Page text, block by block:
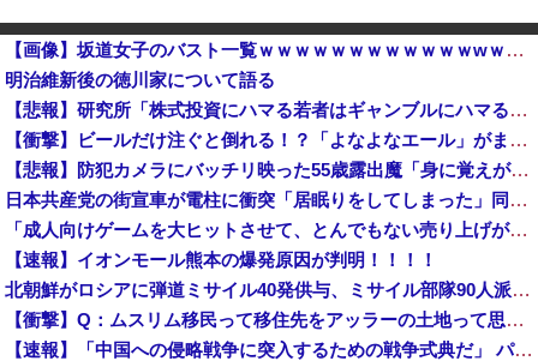
【画像】坂道女子のバスト一覧ｗｗｗｗｗｗｗｗｗｗｗｗwｗｗｗｗ
明治維新後の徳川家について語る
【悲報】研究所「株式投資にハマる若者はギャンブルにハマる若者と同じ傾向がある」他
【衝撃】ビールだけ注ぐと倒れる！？「よなよなエール」がまさかのU字グラスを発売ｗｗｗ
【悲報】防犯カメラにバッチリ映った55歳露出魔「身に覚えがありません」と容疑を否認。どう言い訳する気だこれ
日本共産党の街宣車が電柱に衝突「居眠りをしてしまった」同乗していた県議を含め男女3人重傷 - 長野県駒ケ根市 [8/6]
「成人向けゲームを大ヒットさせて、とんでもない売り上げが入ったぞー！」→最悪すぎる結果になり、「売り上げ0円だけど、多額の税金を払え」という状況...
【速報】イオンモール熊本の爆発原因が判明！！！！
北朝鮮がロシアに弾道ミサイル40発供与、ミサイル部隊90人派遣開始…さらに80発見通し！
【衝撃】Q：ムスリム移民って移住先をアッラーの土地って思ってるの？ → 衝撃の回答がコチラ → ｗｗｗｗｗｗｗｗｗｗｗｗｗｗ
【速報】「中国への侵略戦争に突入するための戦争式典だ」 パヨクが広島の平和記念式典に反対する理由が判明